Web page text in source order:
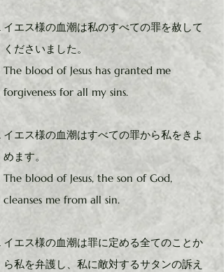
イエス様の血潮は私のすべての罪を赦して
くださいました。
The blood of Jesus has granted me
forgiveness for all my sins.
イエス様の血潮はすべての罪から私をきよ
めます。
The blood of Jesus, the son of God,
cleanses me from all sin.
イエス様の血潮は罪に定める全てのことか
ら私を弁護し、私に敵対するサタンの訴え